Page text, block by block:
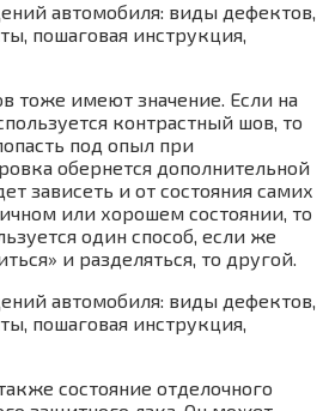
тоже имеют значение. Если на
контрастный шов, то
под опыл при
обернется дополнительной
зависеть и от состояния самих
или хорошем состоянии, то
один способ, если же
и разделяться, то другой.
состояние отделочного